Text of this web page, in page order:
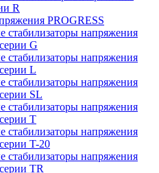
R
PROGRESS
стабилизаторы напряжения
G
стабилизаторы напряжения
L
стабилизаторы напряжения
SL
стабилизаторы напряжения
T
стабилизаторы напряжения
T-20
стабилизаторы напряжения
TR